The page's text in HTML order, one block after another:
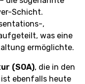
Schicht.
,
was eine
ermöglichte.
(SOA), die in den
ebenfalls heute